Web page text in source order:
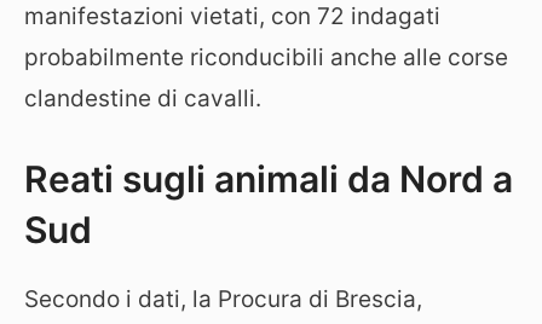
manifestazioni vietati, con 72 indagati
probabilmente riconducibili anche alle corse
clandestine di cavalli.
Reati sugli animali da Nord a
Sud
Secondo i dati, la Procura di Brescia,